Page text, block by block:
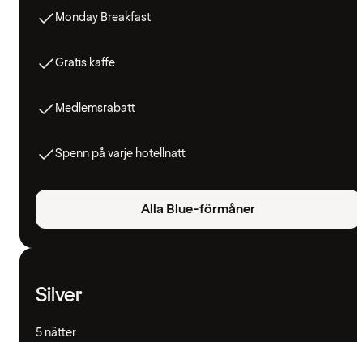
Monday Breakfast
Gratis kaffe
Medlemsrabatt
Spenn på varje hotellnatt
Alla Blue-förmåner
Silver
5 nätter